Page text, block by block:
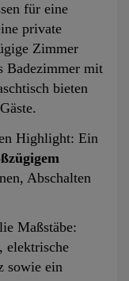
für eine
private
Zimmer
Badezimmer mit
bieten
Highlight: Ein
Abschalten
Maßstäbe:
elektrische
sowie ein